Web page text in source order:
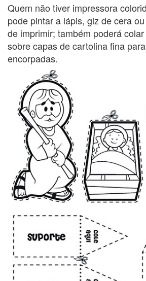
Quem não tiver impressora
pode pintar a lápis, giz de cera
de imprimir; também poderá
sobre capas de cartolina fina
encorpadas.